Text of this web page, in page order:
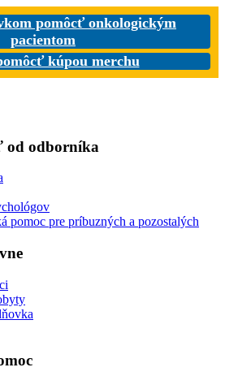
pomôcť onkologickým
pacientom
kúpou merchu
od odborníka
pomoc pre príbuzných a pozostalých